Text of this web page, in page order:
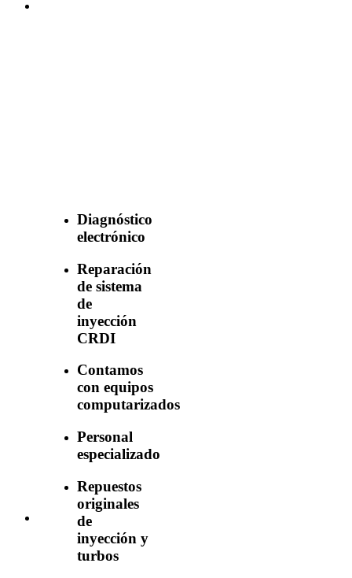
Diagnóstico
electrónico
Reparación
de sistema
de
inyección
CRDI
Contamos
con equipos
computarizados
Personal
especializado
Repuestos
originales
de
inyección y
turbos